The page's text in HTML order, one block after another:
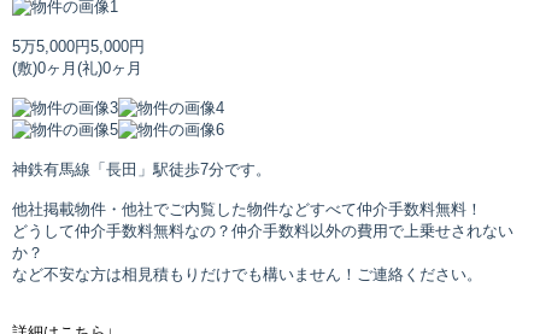
5万5,000円5,000円
(敷)0ヶ月 (礼)0ヶ月
神鉄有馬線「長田」駅徒歩7分です。
他社掲載物件・他社でご内覧した物件などすべて仲介手数料無料！
どうして仲介手数料無料なの？仲介手数料以外の費用で上乗せされない
か？
など不安な方は相見積もりだけでも構いません！ご連絡ください。